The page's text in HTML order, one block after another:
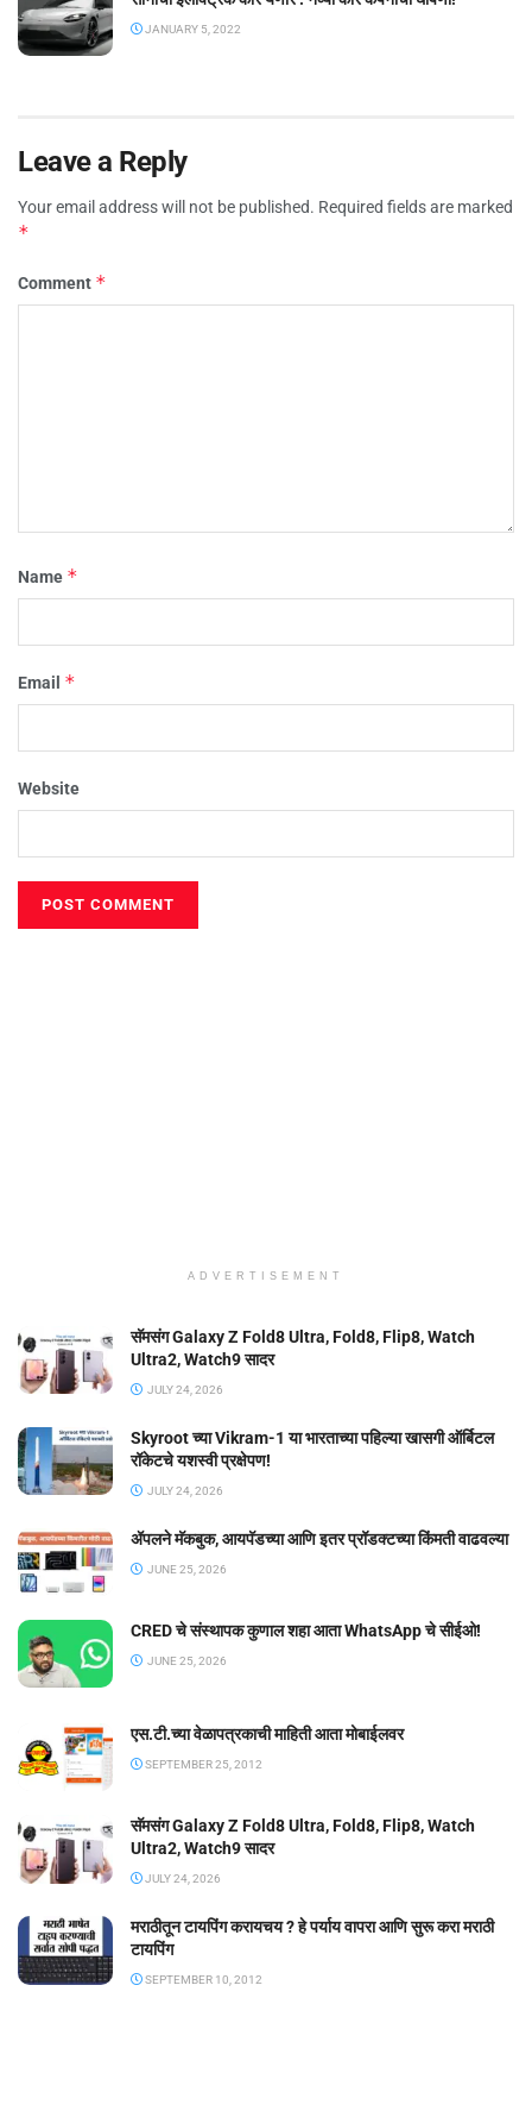
JANUARY 5, 2022
Leave a Reply
Your email address will not be published. Required fields are marked
*
Comment *
Name *
Email *
Website
ADVERTISEMENT
सॅमसंग Galaxy Z Fold8 Ultra, Fold8, Flip8, Watch
Ultra2, Watch9 सादर
JULY 24, 2026
Skyroot च्या Vikram-1 या भारताच्या पहिल्या खासगी ऑर्बिटल
रॉकेटचे यशस्वी प्रक्षेपण!
JULY 24, 2026
ॲपलने मॅकबुक, आयपॅडच्या आणि इतर प्रॉडक्टच्या किंमती वाढवल्या
JUNE 25, 2026
CRED चे संस्थापक कुणाल शहा आता WhatsApp चे सीईओ!
JUNE 25, 2026
एस.टी.च्या वेळापत्रकाची माहिती आता मोबाईलवर
SEPTEMBER 25, 2012
सॅमसंग Galaxy Z Fold8 Ultra, Fold8, Flip8, Watch
Ultra2, Watch9 सादर
JULY 24, 2026
मराठीतून टायपिंग करायचय ? हे पर्याय वापरा आणि सुरू करा मराठी
टायपिंग
SEPTEMBER 10, 2012